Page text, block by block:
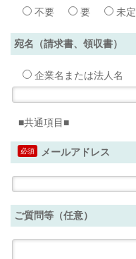
不要 要 未定
宛名（請求書、領収書）
企業名または法人名
■共通項目■
必須 メールアドレス
ご質問等（任意）